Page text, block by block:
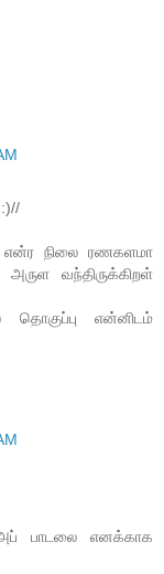
என்ர நிலை ரணகளமா
வந்திருக்கிறள்
தொகுப்பு என்னிடம்
பாடலை எனக்காக